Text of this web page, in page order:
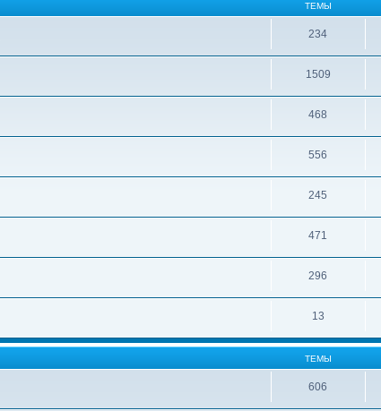
ТЕМЫ
234
1509
468
556
245
471
296
13
ТЕМЫ
606